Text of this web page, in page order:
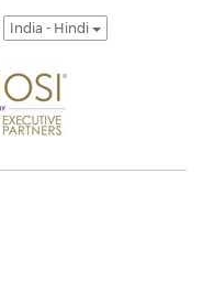
India - Hindi